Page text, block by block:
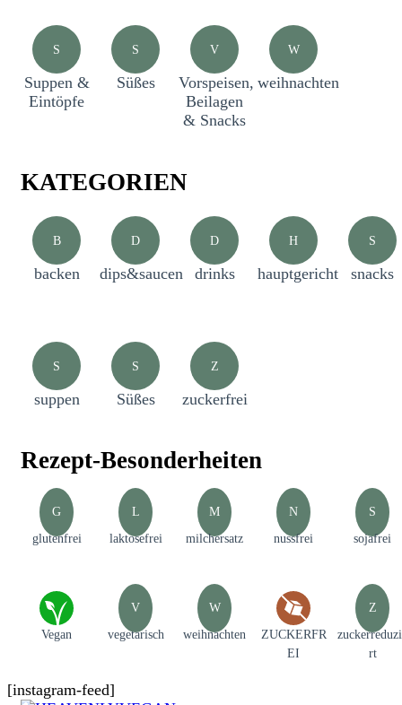
S
Suppen &
Eintöpfe
S
Süßes
V
Vorspeisen,
Beilagen
& Snacks
W
weihnachten
KATEGORIEN
B
backen
D
dips&saucen
D
drinks
H
hauptgericht
S
snacks
S
suppen
S
Süßes
Z
zuckerfrei
Rezept-Besonderheiten
G
glutenfrei
L
laktosefrei
M
milchersatz
N
nussfrei
S
sojafrei
Vegan
V
vegetarisch
W
weihnachten
ZUCKERFR
EI
Z
rt
[instagram-feed]